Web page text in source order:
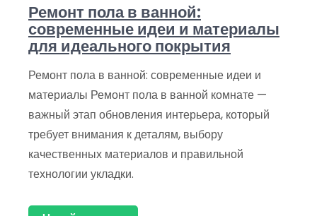
Ремонт пола в ванной:
современные идеи и материалы
для идеального покрытия
Ремонт пола в ванной: современные идеи и
материалы Ремонт пола в ванной комнате —
важный этап обновления интерьера, который
требует внимания к деталям, выбору
качественных материалов и правильной
технологии укладки.